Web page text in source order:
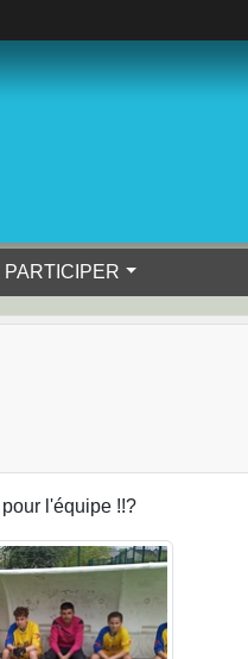
PARTICIPER
l'équipe !!?